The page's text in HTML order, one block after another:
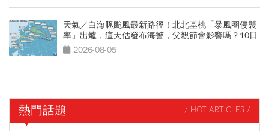
天氣／白海豚颱風最新路徑！北北基桃「暴風圈侵襲
率」出爐，這天估發布海警，父親節會影響嗎？10日
報先看
2026-08-05
熱門話題 / HOT ARTICLES /